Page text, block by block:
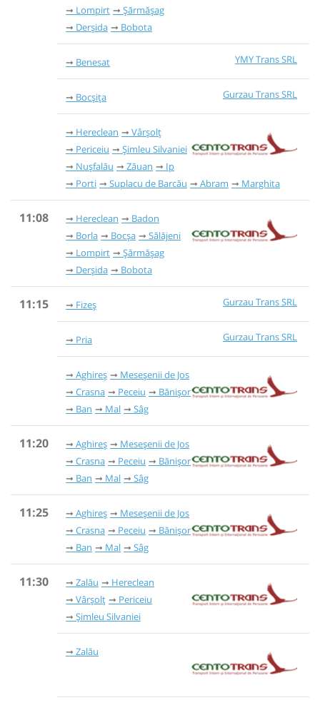
Lompirt
Șărmășag
Derșida
Bobota
YMY Trans SRL
Benesat
Gurzau Trans SRL
Bocșița
Hereclean
Vârșolț
Periceiu
Șimleu Silvaniei
Nușfalău
Zăuan
Ip
Porti
Suplacu de Barcău Abram Marghita
11:08 Hereclean
Badon
Borla
Bocșa
Sălăjeni
Lompirt
Șărmășag
Derșida
Bobota
11:15 Gurzau Trans SRL
Fizeș
Gurzau Trans SRL
Pria
Aghireș
Meseșenii de Jos
Crasna
Peceiu
Bănișor
Ban
Mal Sâg
11:20 Aghireș
Meseșenii de Jos
Crasna
Peceiu
Bănișor
Ban
Mal Sâg
11:25 Aghireș
Meseșenii de Jos
Crasna
Peceiu
Bănișor
Ban
Mal Sâg
11:30 Zalău
Hereclean
Vârșolț
Periceiu
Șimleu Silvaniei
Zalău